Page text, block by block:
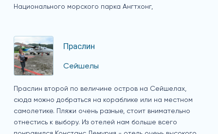
Национального морского парка Ангтхонг,
Праслин
Сейшелы
Праслин второй по величине остров на Сейшелах,
сюда можно добраться на кораблике или на местном
самолетике. Пляжи очень разные, стоит внимательно
отнестись к выбору. Из отелей нам больше всего